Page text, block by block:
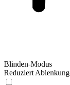
Blinden-Modus
Reduziert